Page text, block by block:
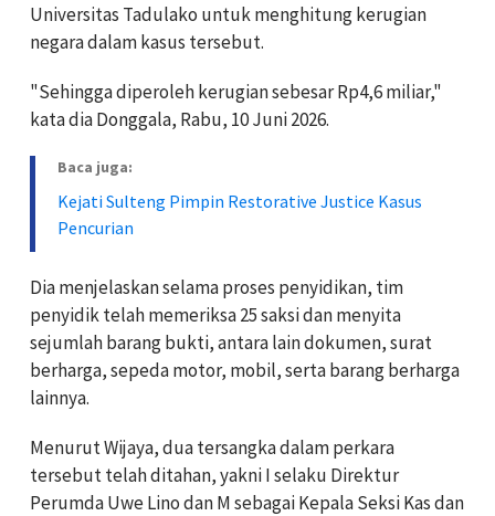
Universitas Tadulako untuk menghitung kerugian
negara dalam kasus tersebut.
"Sehingga diperoleh kerugian sebesar Rp4,6 miliar,"
kata dia Donggala, Rabu, 10 Juni 2026.
Baca juga:
Kejati Sulteng Pimpin Restorative Justice Kasus
Pencurian
Dia menjelaskan selama proses penyidikan, tim
penyidik telah memeriksa 25 saksi dan menyita
sejumlah barang bukti, antara lain dokumen, surat
berharga, sepeda motor, mobil, serta barang berharga
lainnya.
Menurut Wijaya, dua tersangka dalam perkara
tersebut telah ditahan, yakni I selaku Direktur
Perumda Uwe Lino dan M sebagai Kepala Seksi Kas dan